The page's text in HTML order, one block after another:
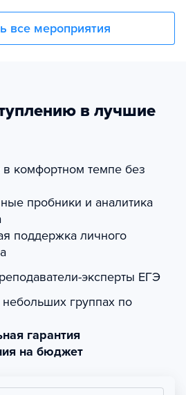
все мероприятия
в лучшие
комфортном темпе без
пробники и аналитика
поддержка личного
эксперты ЕГЭ
группах по
гарантия
на бюджет